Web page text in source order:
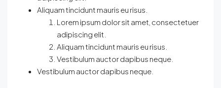
Aliquam tincidunt mauris eu risus.
Lorem ipsum dolor sit amet, consectetuer
adipiscing elit.
Aliquam tincidunt mauris eu risus.
Vestibulum auctor dapibus neque.
Vestibulum auctor dapibus neque.